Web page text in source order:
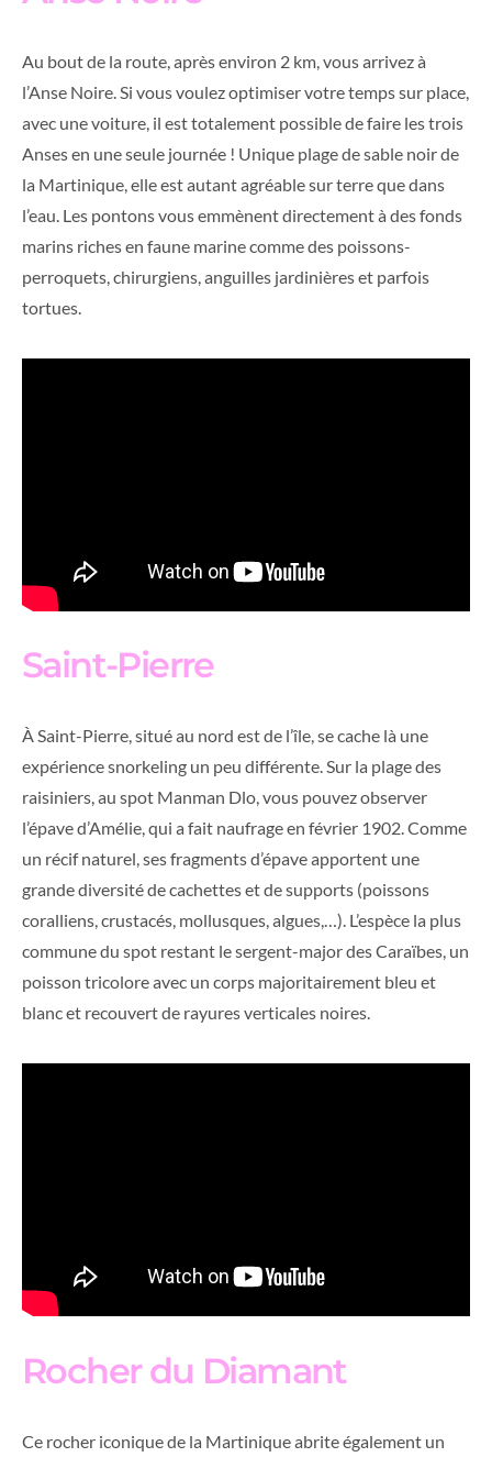
Au bout de la route, après environ 2 km, vous arrivez à
l’Anse Noire. Si vous voulez optimiser votre temps sur place,
avec une voiture, il est totalement possible de faire les trois
Anses en une seule journée ! Unique plage de sable noir de
la Martinique, elle est autant agréable sur terre que dans
l’eau. Les pontons vous emmènent directement à des fonds
marins riches en faune marine comme des poissons-
perroquets, chirurgiens, anguilles jardinières et parfois
tortues.
Saint-Pierre
À Saint-Pierre, situé au nord est de l’île, se cache là une
expérience snorkeling un peu différente. Sur la plage des
raisiniers, au spot Manman Dlo, vous pouvez observer
l’épave d’Amélie, qui a fait naufrage en février 1902. Comme
un récif naturel, ses fragments d’épave apportent une
grande diversité de cachettes et de supports (poissons
coralliens, crustacés, mollusques, algues,…). L’espèce la plus
commune du spot restant le sergent-major des Caraïbes, un
poisson tricolore avec un corps majoritairement bleu et
blanc et recouvert de rayures verticales noires.
Rocher du Diamant
Ce rocher iconique de la Martinique abrite également un